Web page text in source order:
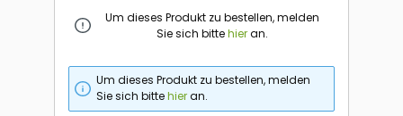
Um dieses Produkt zu bestellen, melden
Sie sich bittehieran.
Um dieses Produkt zu bestellen, melden
Sie sich bittehieran.